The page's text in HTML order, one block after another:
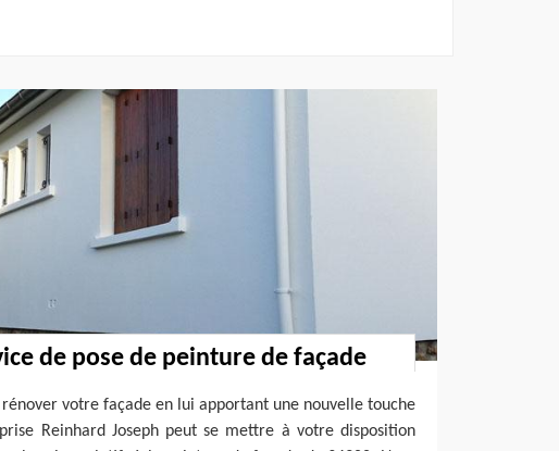
de pose de peinture de façade
rénover votre façade en lui apportant une nouvelle touche
Reinhard Joseph peut se mettre à votre disposition